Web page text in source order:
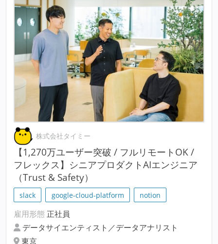
株式会社タイミー
【1,270万ユーザー突破 / フルリモートOK /
フレックス】シニアプロダクトAIエンジニア
（Trust & Safety）
slack google-cloud-platform notion
雇用形態 正社員
データサイエンティスト／データアナリスト
東京